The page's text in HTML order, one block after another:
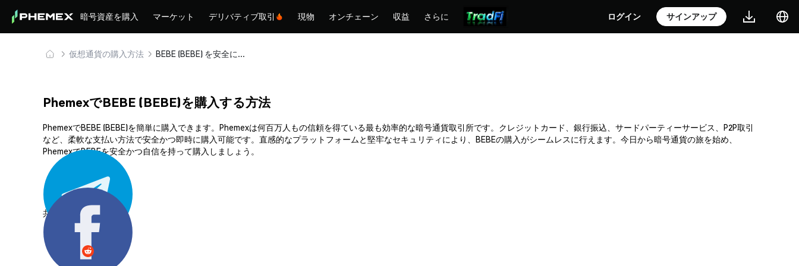
暗号資産を購入 マーケット デリバティブ取引 現物 オンチェーン 収益 さらに ログイン サインアップ
仮想通貨の購入方法 BEBE (BEBE) を安全に購入・保管
PhemexでBEBE (BEBE)を購入する方法
PhemexでBEBE (BEBE)を簡単に購入できます。Phemexは何百万人もの信頼を得ている最も効率的な暗号通貨取引所です。クレジットカード、銀行振込、サードパーティーサービス、P2P取引
など、柔軟な支払い方法で安全かつ即時に購入可能です。直感的なプラットフォームと堅牢なセキュリティにより、BEBEの購入がシームレスに行えます。今日から暗号通貨の旅を始め、
PhemexでBEBEを安全かつ自信を持って購入しましょう。
共有する: